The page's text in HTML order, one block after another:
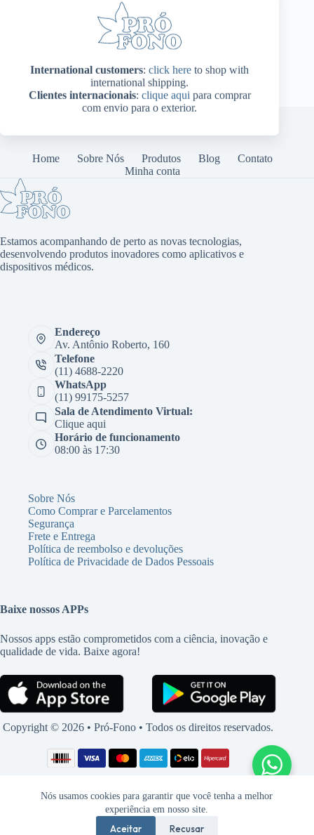
International customers: click here to shop with
international shipping.
Clientes internacionais: clique aqui para comprar
com envio para o exterior.
Nós usamos cookies para garantir que você tenha a melhor
experiência em nosso site.
Aceitar Recusar
Home Sobre Nós Produtos Blog
Contato
Minha conta
Estamos acompanhando de perto as novas tecnologias,
desenvolvendo produtos inovadores como aplicativos e
dispositivos médicos.
Endereço
Av. Antônio Roberto, 160
Telefone
(11) 4688-2220
WhatsApp
(11) 99175-5257
Sala de Atendimento Virtual:
Clique aqui
Horário de funcionamento
08:00 às 17:30
Sobre Nós
Como Comprar e Parcelamentos
Segurança
Frete e Entrega
Política de reembolso e devoluções
Política de Privacidade de Dados Pessoais
Baixe nossos APPs
Nossos apps estão comprometidos com a ciência, inovação e
qualidade de vida. Baixe agora!
Copyright © 2026 • Pró-Fono • Todos os direitos reservados.